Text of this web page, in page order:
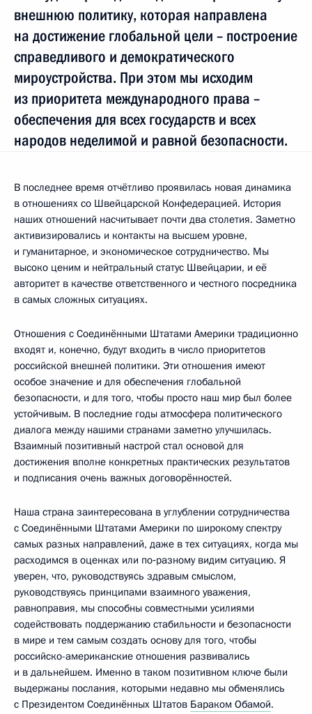
внешнюю политику, которая направлена
на достижение глобальной цели – построение
справедливого и демократического
мироустройства. При этом мы исходим
из приоритета международного права –
обеспечения для всех государств и всех
народов неделимой и равной безопасности.
В последнее время отчётливо проявилась новая динамика
в отношениях со Швейцарской Конфедерацией. История
наших отношений насчитывает почти два столетия. Заметно
активизировались и контакты на высшем уровне,
и гуманитарное, и экономическое сотрудничество. Мы
высоко ценим и нейтральный статус Швейцарии, и её
авторитет в качестве ответственного и честного посредника
в самых сложных ситуациях.
Отношения с Соединёнными Штатами Америки традиционно
входят и, конечно, будут входить в число приоритетов
российской внешней политики. Эти отношения имеют
особое значение и для обеспечения глобальной
безопасности, и для того, чтобы просто наш мир был более
устойчивым. В последние годы атмосфера политического
диалога между нашими странами заметно улучшилась.
Взаимный позитивный настрой стал основой для
достижения вполне конкретных практических результатов
и подписания очень важных договорённостей.
Наша страна заинтересована в углублении сотрудничества
с Соединёнными Штатами Америки по широкому спектру
самых разных направлений, даже в тех ситуациях, когда мы
расходимся в оценках или по‑разному видим ситуацию. Я
уверен, что, руководствуясь здравым смыслом,
руководствуясь принципами взаимного уважения,
равноправия, мы способны совместными усилиями
содействовать поддержанию стабильности и безопасности
в мире и тем самым создать основу для того, чтобы
российско-американские отношения развивались
и в дальнейшем. Именно в таком позитивном ключе были
выдержаны послания, которыми недавно мы обменялись
с Президентом Соединённых Штатов Бараком Обамой.